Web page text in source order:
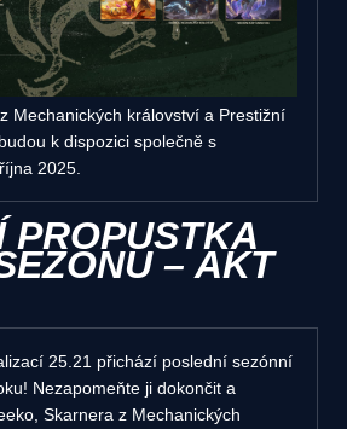
Mechanických království a Prestižní
k dispozici společně s
2025.
PROPUSTKA
– AKT
25.21 přichází poslední sezónní
Nezapomeňte ji dokončit a
Skarnera z Mechanických